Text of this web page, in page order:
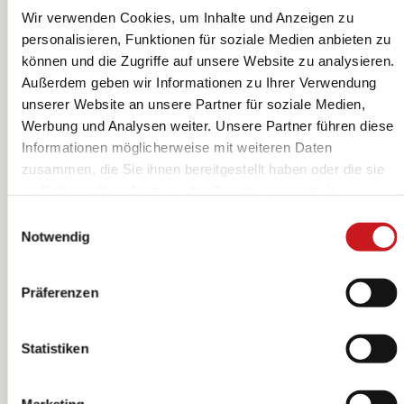
Wir verwenden Cookies, um Inhalte und Anzeigen zu
personalisieren, Funktionen für soziale Medien anbieten zu
können und die Zugriffe auf unsere Website zu analysieren.
Außerdem geben wir Informationen zu Ihrer Verwendung
unserer Website an unsere Partner für soziale Medien,
Werbung und Analysen weiter. Unsere Partner führen diese
Informationen möglicherweise mit weiteren Daten
zusammen, die Sie ihnen bereitgestellt haben oder die sie
mehr darüber, wer wir sind, wie Sie uns kontaktieren
können und wie wir personenbezogene Daten verarbeiten.
Notwendig
Präferenzen
Statistiken
Motivkarton
„Blumen“ |
50×70 cm, 220
g/m², blau/bunt
Heyda
Motivkarton
„Blumen“ |
50×70 cm, 220
g/m², rot/bunt
Heyda